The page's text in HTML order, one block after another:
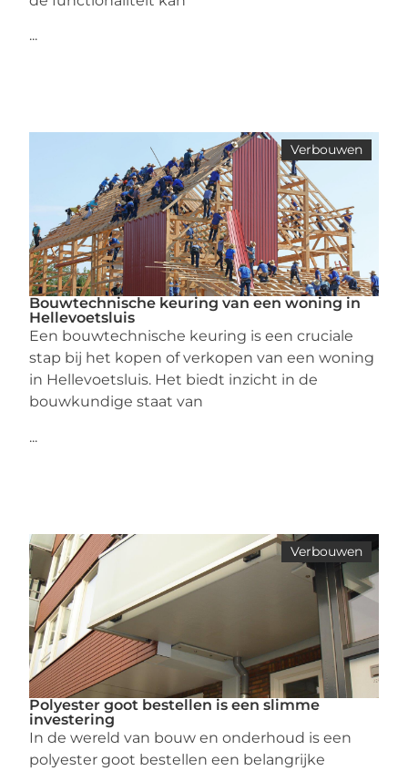
...
Verbouwen
Bouwtechnische keuring van een woning in
Hellevoetsluis
Een bouwtechnische keuring is een cruciale
stap bij het kopen of verkopen van een woning
in Hellevoetsluis. Het biedt inzicht in de
bouwkundige staat van
...
Verbouwen
Polyester goot bestellen is een slimme
investering
In de wereld van bouw en onderhoud is een
polyester goot bestellen een belangrijke